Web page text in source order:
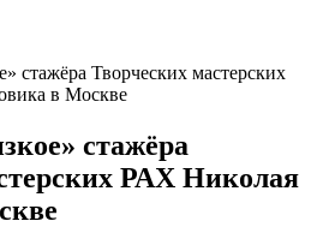
стажёра Творческих мастерских
в Москве
стажёра
РАХ Николая